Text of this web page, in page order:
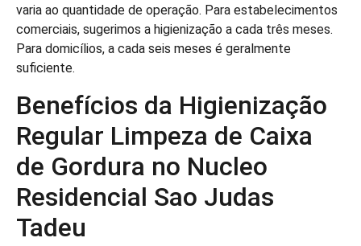
varia ao quantidade de operação. Para estabelecimentos
comerciais, sugerimos a higienização a cada três meses.
Para domicílios, a cada seis meses é geralmente
suficiente.
Benefícios da Higienização
Regular Limpeza de Caixa
de Gordura no Nucleo
Residencial Sao Judas
Tadeu